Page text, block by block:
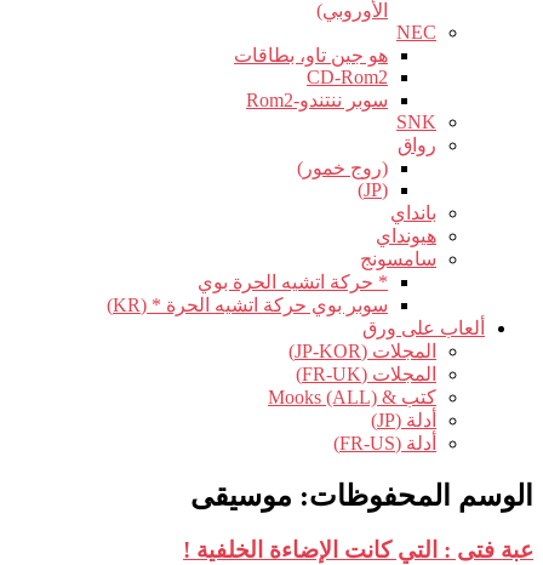
الأوروبي)
NEC
هو جين تاو، بطاقات
CD-Rom2
سوبر ننتندو-Rom2
SNK
رواق
(روج خمور)
(JP)
بانداي
هيونداي
سامسونج
* حركة اتشيه الحرة بوي
سوبر بوي حركة اتشيه الحرة * (KR)
ألعاب على ورق
المجلات (JP-KOR)
المجلات (FR-UK)
كتب & Mooks (ALL)
أدلة (JP)
أدلة (FR-US)
الوسم المحفوظات: موسيقى
عبة فتى : التي كانت الإضاءة الخلفية !